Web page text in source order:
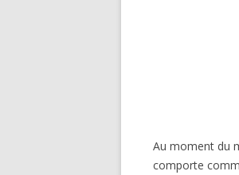
Au moment du
comporte